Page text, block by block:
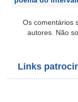
Os comentários
autores. Não
Links